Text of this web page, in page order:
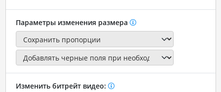
Параметры изменения размера
Изменить битрейт видео: